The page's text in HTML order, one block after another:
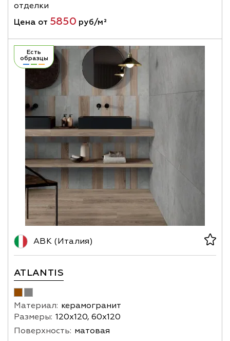
отделки
Цена от 5850 руб/м²
Есть
образцы
ABK (Италия)
ATLANTIS
Материал: керамогранит
Размеры: 120х120, 60х120
Поверхность: матовая